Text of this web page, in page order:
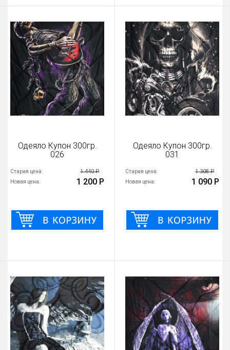
Одеяло Купон 300гр.
026
Старая цена: 1 440 Р
Новая цена: 1 200 Р
Одеяло Купон 300гр.
031
Старая цена: 1 308 Р
Новая цена: 1 090 Р